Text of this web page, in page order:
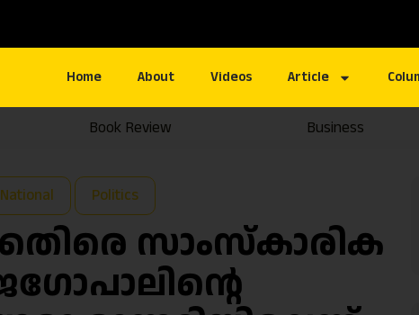
Home About Videos Article
Book Review Business
National Politics
സാംസ്കാരിക